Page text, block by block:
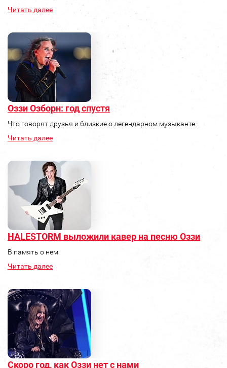
Читать далее
Оззи Озборн: год спустя
Что говорят друзья и близкие о легендарном музыканте.
Читать далее
HALESTORM выложили кавер на песню Оззи
В память о нем.
Читать далее
Скоро год, как Оззи нет с нами